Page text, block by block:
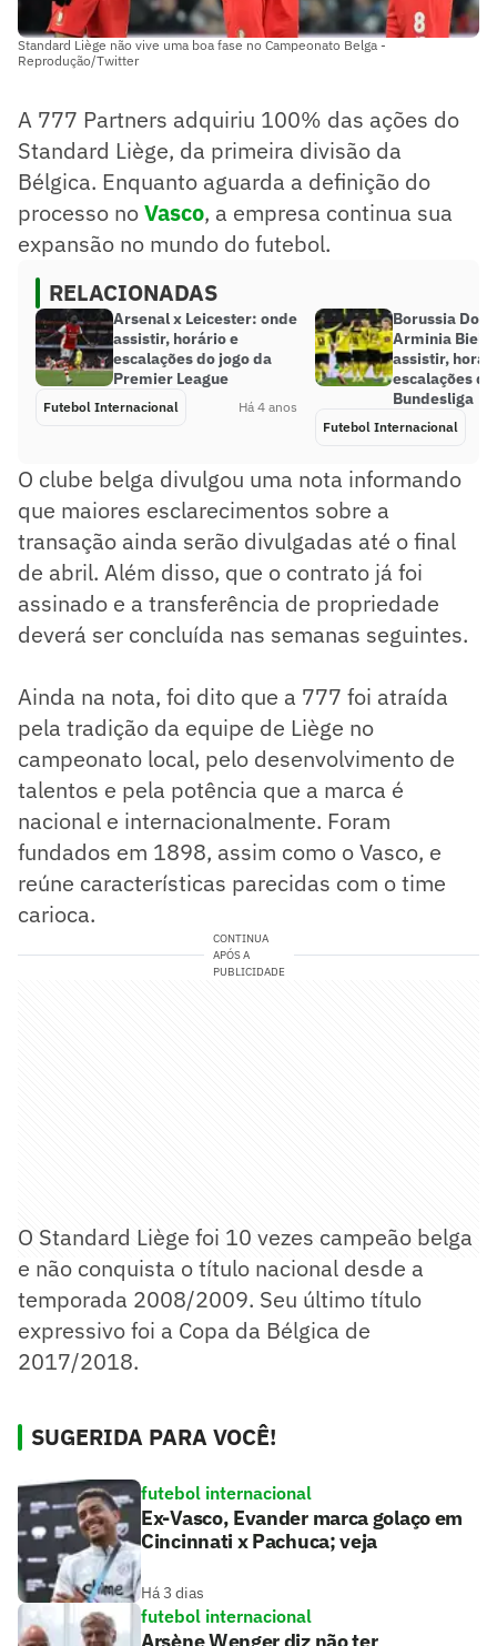
Standard Liège não vive uma boa fase no Campeonato Belga -
Reprodução/Twitter
A 777 Partners adquiriu 100% das ações do
Standard Liège, da primeira divisão da
Bélgica. Enquanto aguarda a definição do
processo noVasco, a empresa continua sua
expansão no mundo do futebol.
RELACIONADAS
Arsenal x Leicester: onde
assistir, horário e
escalações do jogo da
Premier League
Futebol Internacional Há 4 anos
Borussia
Arminia
assistir,
escalações
Bundesliga
Futebol Internacional
O clube belga divulgou uma nota informando
que maiores esclarecimentos sobre a
transação ainda serão divulgadas até o final
de abril. Além disso, que o contrato já foi
assinado e a transferência de propriedade
deverá ser concluída nas semanas seguintes.
Ainda na nota, foi dito que a 777 foi atraída
pela tradição da equipe de Liège no
campeonato local, pelo desenvolvimento de
talentos e pela potência que a marca é
nacional e internacionalmente. Foram
fundados em 1898, assim como o Vasco, e
reúne características parecidas com o time
carioca.
CONTINUA
APÓS A
PUBLICIDADE
O Standard Liège foi 10 vezes campeão belga
e não conquista o título nacional desde a
temporada 2008/2009. Seu último título
expressivo foi a Copa da Bélgica de
2017/2018.
SUGERIDA PARA VOCÊ!
futebol internacional
Ex-Vasco, Evander marca golaço em
Cincinnati x Pachuca; veja
Há 3 dias
futebol internacional